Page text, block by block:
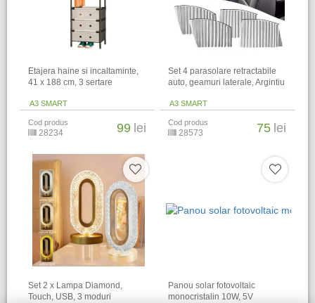
Etajera haine si incaltaminte,
41 x 188 cm, 3 sertare
A3 SMART
Cod produs
28234 99 lei
Set 4 parasolare retractabile
auto, geamuri laterale, Argintiu
A3 SMART
Cod produs
28573 75 lei
Set 2 x Lampa Diamond,
Touch, USB, 3 moduri
Panou solar fotovoltaic
monocristalin 10W, 5V